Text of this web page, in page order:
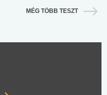
MÉG TÖBB TESZT